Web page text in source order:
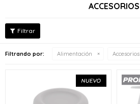
ACCESORIOS
Filtrando por: Alimentación Accesorios